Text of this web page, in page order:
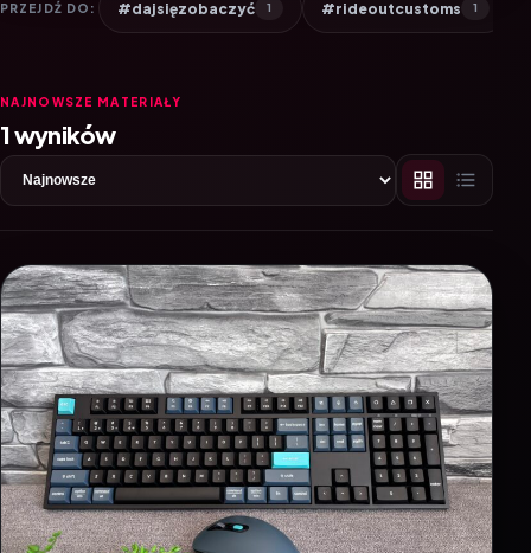
PRZEJDŹ DO: #dajsięzobaczyć 1 #rideoutcustoms 1
NAJNOWSZE MATERIAŁY
1 wyników